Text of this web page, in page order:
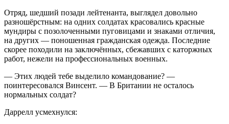
Отряд, шедший позади лейтенанта, выглядел довольно
разношёрстным: на одних солдатах красовались красные
мундиры с позолоченными пуговицами и знаками отличия,
на других — поношенная гражданская одежда. Последние
скорее походили на заключённых, сбежавших с каторжных
работ, нежели на профессиональных военных.
— Этих людей тебе выделило командование? —
поинтересовался Винсент. — В Британии не осталось
нормальных солдат?
Даррелл усмехнулся: